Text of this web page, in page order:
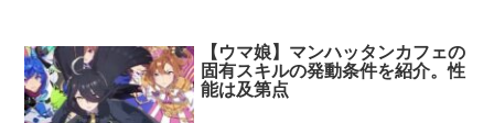
【ウマ娘】マンハッタンカフェの
固有スキルの発動条件を紹介。性
能は及第点